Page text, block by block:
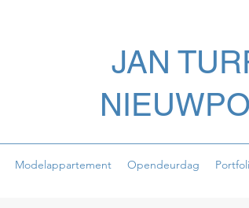
JAN
Modelappartement Opendeurdag